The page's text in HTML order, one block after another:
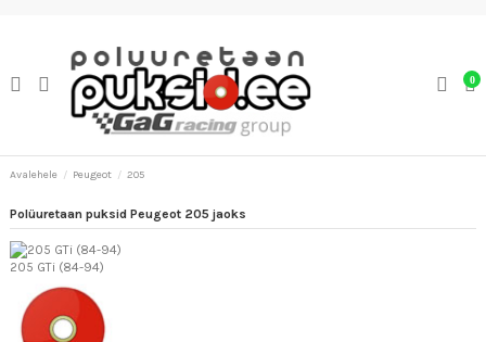
0
Avalehele Peugeot 205
Polüuretaan puksid Peugeot 205 jaoks
205 GTi (84-94)